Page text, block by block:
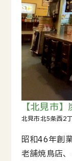
【北見市
昭和46年創
老舗焼鳥店